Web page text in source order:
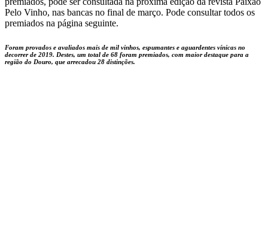
Pelo Vinho, nas bancas no final de março. Pode consultar todos os
premiados na página seguinte.
Foram provados e avaliados mais de mil vinhos, espumantes e aguardentes vínicas no
decorrer de 2019. Destes, um total de 68 foram premiados, com maior destaque para a
região do Douro, que arrecadou 28 distinções.